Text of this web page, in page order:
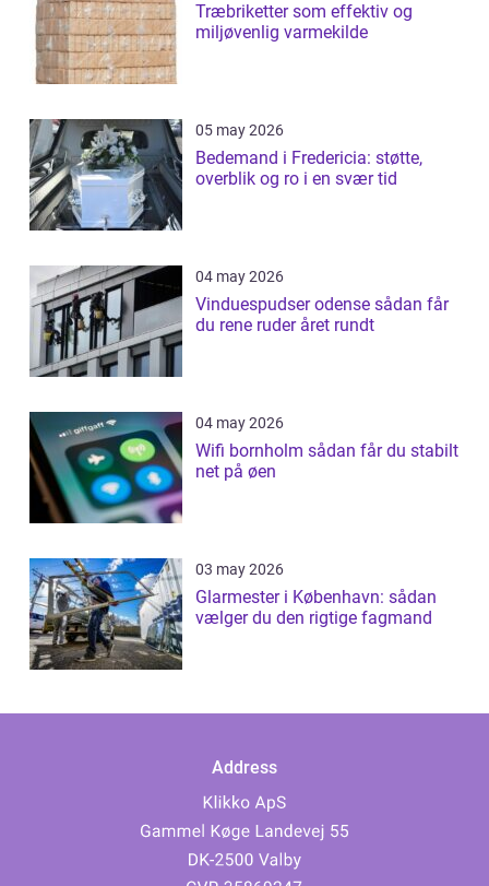
Træbriketter som effektiv og
miljøvenlig varmekilde
05 may 2026
Bedemand i Fredericia: støtte,
overblik og ro i en svær tid
04 may 2026
Vinduespudser odense sådan får
du rene ruder året rundt
04 may 2026
Wifi bornholm sådan får du stabilt
net på øen
03 may 2026
Glarmester i København: sådan
vælger du den rigtige fagmand
Address